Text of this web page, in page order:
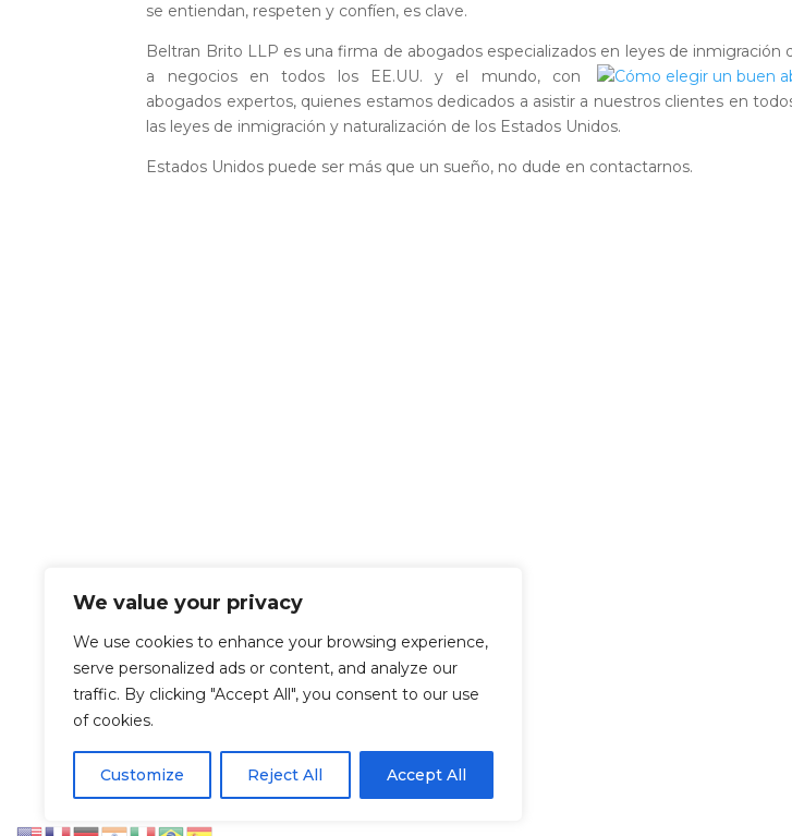
We value your privacy
We use cookies to enhance your browsing experience,
serve personalized ads or content, and analyze our
traffic. By clicking "Accept All", you consent to our use
of cookies.
Customize Reject All Accept All
se entiendan, respeten y confíen, es clave.
Beltran Brito LLP es una firma de abogados especializados en leyes de inmigración
a negocios en todos los EE.UU. y el mundo, con
abogados expertos, quienes estamos dedicados a asistir a nuestros clientes en
las leyes de inmigración y naturalización de los Estados Unidos.
Estados Unidos puede ser más que un sueño, no dude en contactarnos.
Let’s Work Together